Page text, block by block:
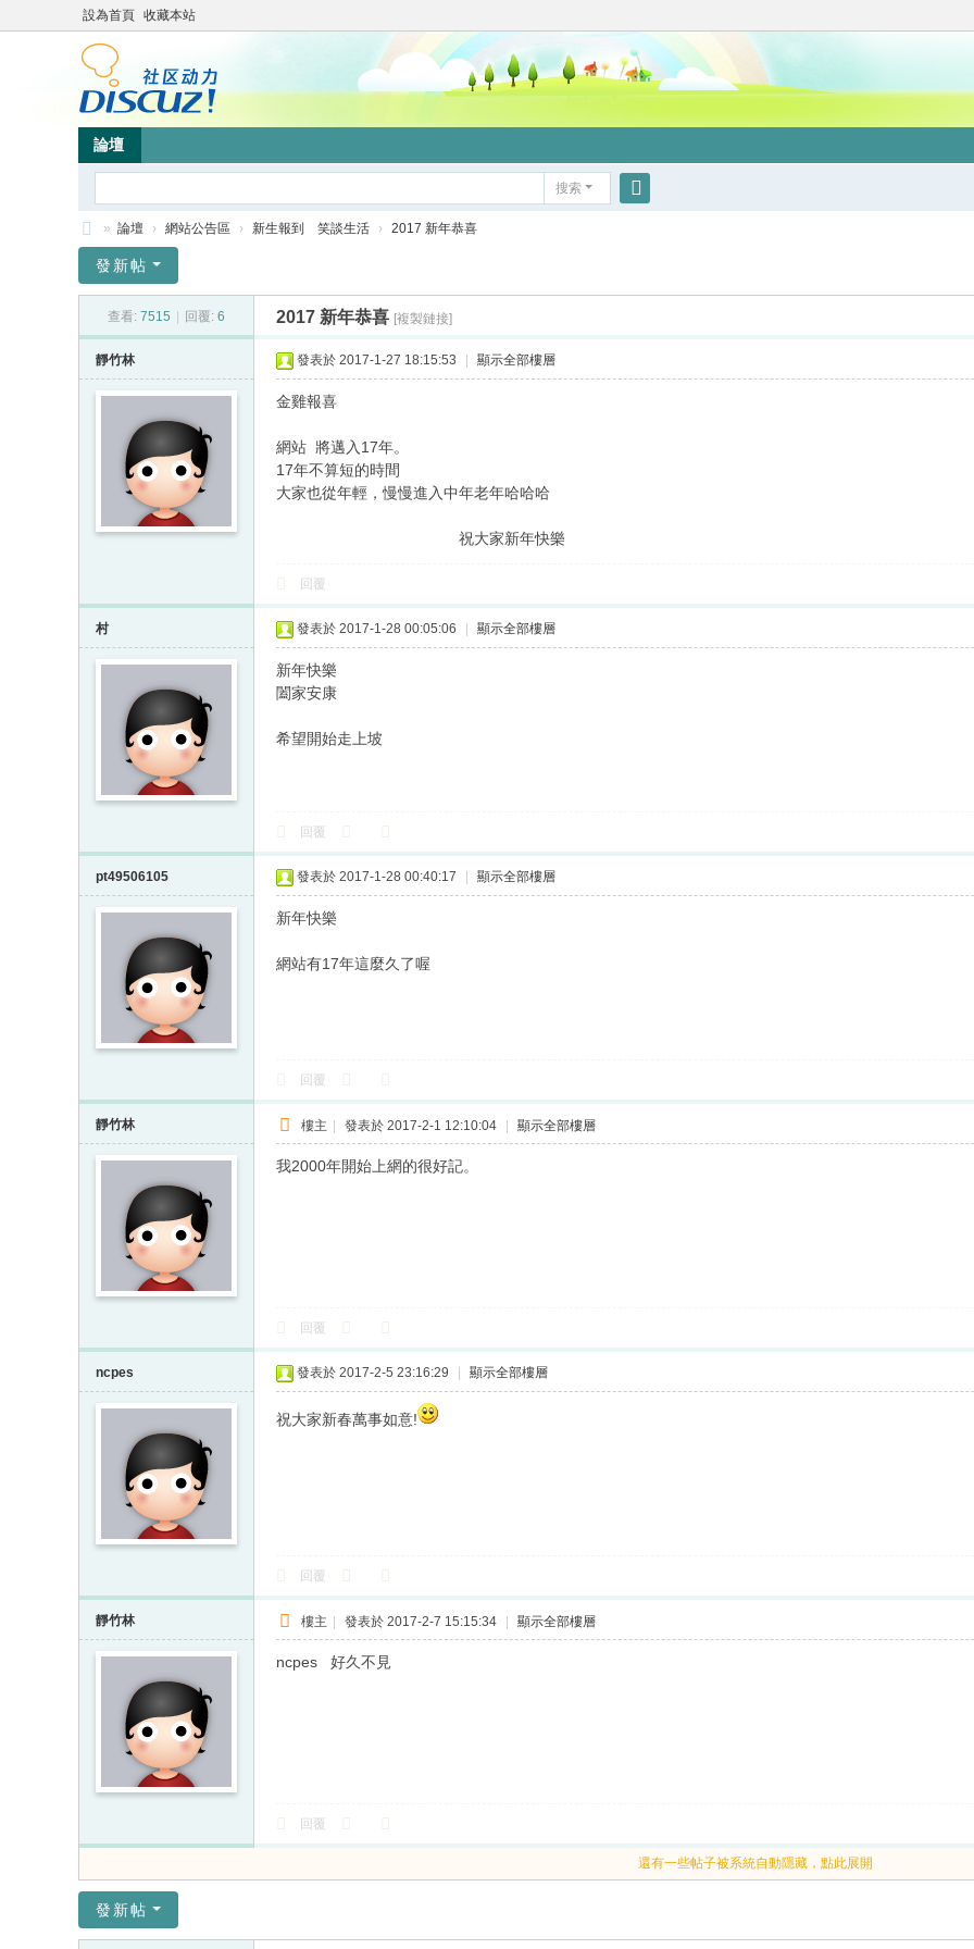
設為首頁 收藏本站
論壇
搜索
竹
» 論壇 › 網站公告區 › 新生報到 笑談生活 › 2017 新年恭喜
發新帖
查看: 7515 回覆: 6 2017 新年恭喜 [複製鏈接]
靜竹林 發表於 2017-1-27 18:15:53 顯示全部樓層
金雞報喜
網站 將邁入17年。
17年不算短的時間
大家也從年輕，慢慢進入中年老年哈哈哈
祝大家新年快樂
回覆
村 發表於 2017-1-28 00:05:06 顯示全部樓層
新年快樂
闔家安康
希望開始走上坡
回覆
pt49506105 發表於 2017-1-28 00:40:17 顯示全部樓層
新年快樂
網站有17年這麼久了喔
回覆
靜竹林 樓主 | 發表於 2017-2-1 12:10:04 | 顯示全部樓層
我2000年開始上網的很好記。
回覆
ncpes 發表於 2017-2-5 23:16:29 顯示全部樓層
祝大家新春萬事如意!
回覆
靜竹林 樓主 | 發表於 2017-2-7 15:15:34 | 顯示全部樓層
ncpes 好久不見
回覆
還有一些帖子被系統自動隱藏，點此展開
發新帖